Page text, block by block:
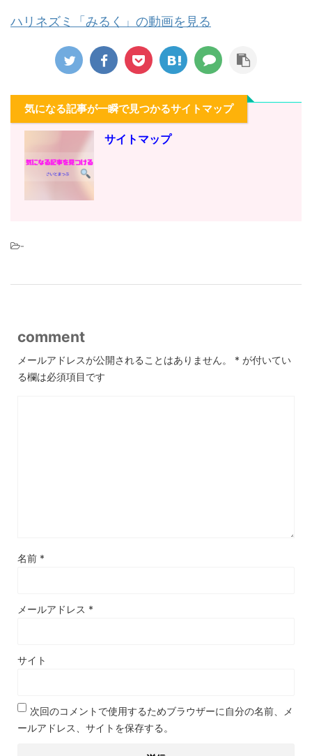
ハリネズミ「みるく」の動画を見る
気になる記事が一瞬で見つかるサイトマップ
サイトマップ
-
comment
メールアドレスが公開されることはありません。 * が付いてい
る欄は必須項目です
名前 *
メールアドレス *
サイト
次回のコメントで使用するためブラウザーに自分の名前、メ
ールアドレス、サイトを保存する。